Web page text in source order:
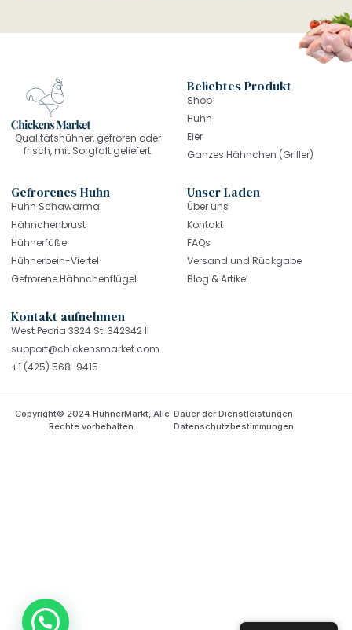
Qualitätshühner, gefroren oder
frisch, mit Sorgfalt geliefert.
Beliebtes Produkt
Shop
Huhn
Eier
Ganzes Hähnchen (Griller)
Gefrorenes Huhn
Huhn Schawarma
Hähnchenbrust
Hühnerfüße
Hühnerbein-Viertel
Gefrorene Hähnchenflügel
Unser Laden
Über uns
Kontakt
FAQs
Versand und Rückgabe
Blog & Artikel
Kontakt aufnehmen
West Peoria 3324 St. 342342 Il
support@chickensmarket.com
+1 (425) 568-9415
Copyright© 2024 HühnerMarkt, Alle
Rechte vorbehalten.
Dauer der Dienstleistungen
Datenschutzbestimmungen